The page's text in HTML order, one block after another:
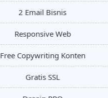
2 Email Bisnis
Responsive Web
Free Copywriting Konten
Gratis SSL